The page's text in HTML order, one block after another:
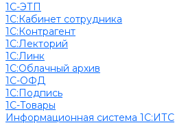
1С-ЭТП
1С:Кабинет сотрудника
1С:Контрагент
1С:Лекторий
1С:Линк
1С:Облачный архив
1С-ОФД
1С:Подпись
1С-Товары
Информационная система 1С:ИТС